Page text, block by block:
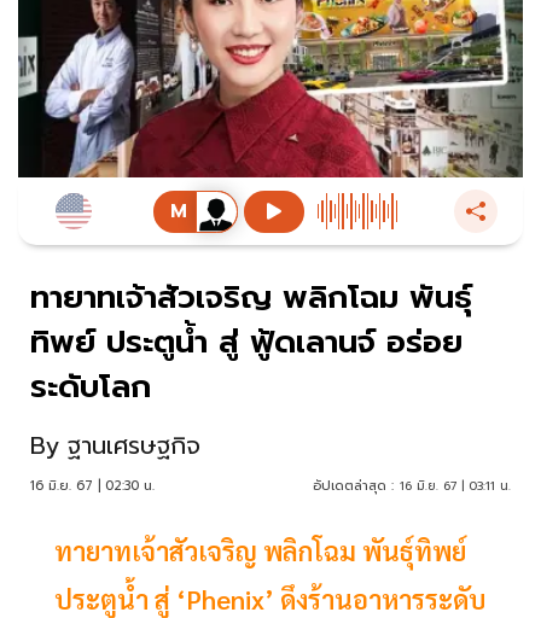
ทายาทเจ้าสัวเจริญ พลิกโฉม พันธุ์
ทิพย์ ประตูน้ำ สู่ ฟู้ดเลานจ์ อร่อย
ระดับโลก
By ฐานเศรษฐกิจ
16 มิ.ย. 67 | 02:30 น. อัปเดตล่าสุด : 16 มิ.ย. 67 | 03:11 น.
ทายาทเจ้าสัวเจริญ พลิกโฉม พันธุ์ทิพย์
ประตูน้ำ สู่ ‘Phenix’ ดึงร้านอาหารระดับ